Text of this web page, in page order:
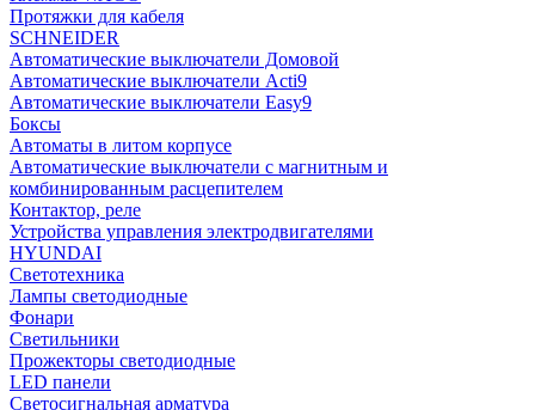
Протяжки для кабеля
SCHNEIDER
Автоматические выключатели Домовой
Автоматические выключатели Acti9
Автоматические выключатели Easy9
Боксы
Автоматы в литом корпусе
Автоматические выключатели с магнитным и
комбинированным расцепителем
Контактор, реле
Устройства управления электродвигателями
HYUNDAI
Светотехника
Лампы светодиодные
Фонари
Светильники
Прожекторы светодиодные
LED панели
Светосигнальная арматура